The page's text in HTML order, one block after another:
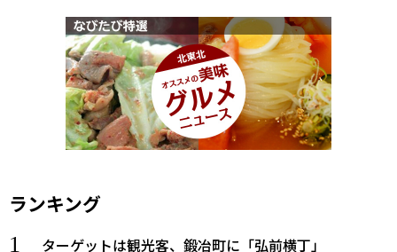
ランキング
ターゲットは観光客、鍛冶町に「弘前横丁」